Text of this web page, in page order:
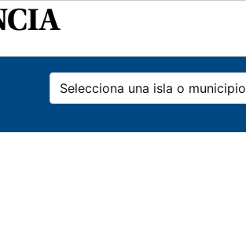
Gran Canaria
Selecciona una isla o municipio